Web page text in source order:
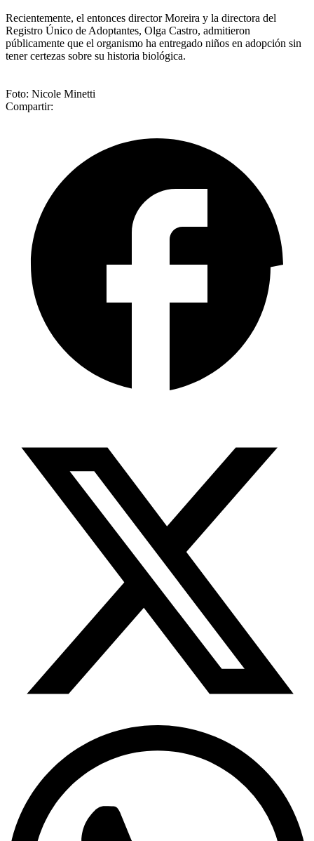
Recientemente, el entonces director Moreira y la directora del
Registro Único de Adoptantes, Olga Castro, admitieron
públicamente que el organismo ha entregado niños en adopción sin
tener certezas sobre su historia biológica.
Foto: Nicole Minetti
Compartir: